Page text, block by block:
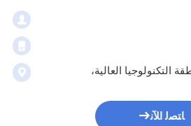
التكنولوجيا العالية،
ﺎﺘﺼﻟ ﺍﻶﻧ